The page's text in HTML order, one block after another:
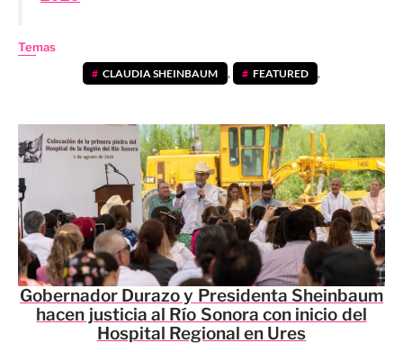
Temas
CLAUDIA SHEINBAUM , FEATURED ,
Gobernador Durazo y Presidenta Sheinbaum
hacen justicia al Río Sonora con inicio del
Hospital Regional en Ures